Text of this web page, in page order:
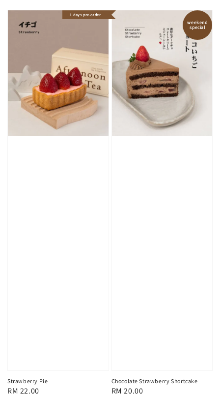
1 days pre-order
Strawberry Pie
Regular
RM 22.00
weekend
special
Chocolate Strawberry Shortcake
Regular
RM 20.00